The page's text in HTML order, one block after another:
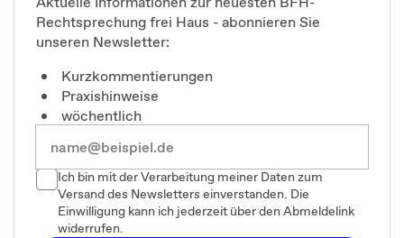
Rechtsprechung frei Haus - abonnieren Sie
unseren Newsletter:
Kurzkommentierungen
Praxishinweise
wöchentlich
Ich bin mit der Verarbeitung meiner Daten zum
Versand des Newsletters einverstanden. Die
Einwilligung kann ich jederzeit über den Abmeldelink
widerrufen.